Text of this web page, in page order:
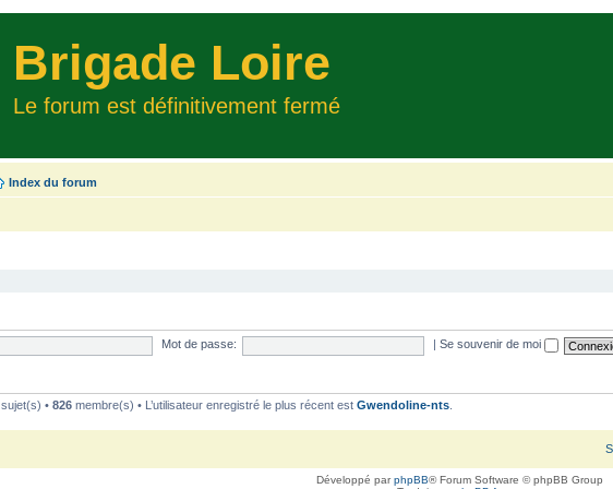
Brigade Loire
Le forum est définitivement fermé
Index du forum
Mot de passe: Se souvenir de moi
sujet(s) •826 membre(s) • L’utilisateur enregistré le plus récent estGwendoline-nts
Développé parphpBB® Forum Software © phpBB Group